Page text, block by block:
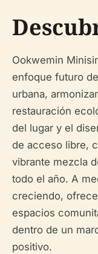
Ookwemin
enfoque futuro
urbana,
restauración
del lugar y el
de acceso libre,
vibrante mezcla
todo el año. A
creciendo,
espacios
dentro de un
positivo.